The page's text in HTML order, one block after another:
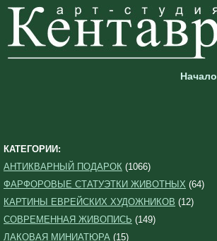
Начало
КАТЕГОРИИ:
АНТИКВАРНЫЙ ПОДАРОК (1066)
ФАРФОРОВЫЕ СТАТУЭТКИ ЖИВОТНЫХ (64)
КАРТИНЫ ЕВРЕЙСКИХ ХУДОЖНИКОВ (12)
СОВРЕМЕННАЯ ЖИВОПИСЬ (149)
ЛАКОВАЯ МИНИАТЮРА (15)